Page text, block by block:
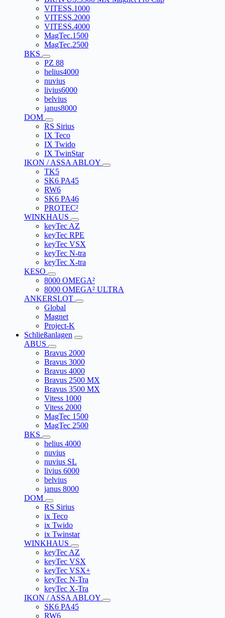
VITESS.1000
VITESS.2000
VITESS.4000
MagTec.1500
MagTec.2500
BKS
PZ 88
helius4000
nuvius
livius6000
belvius
janus8000
DOM
RS Sirius
IX Teco
IX Twido
IX TwinStar
IKON / ASSA ABLOY
TK5
SK6 PA45
RW6
SK6 PA46
PROTEC²
WINKHAUS
keyTec AZ
keyTec RPE
keyTec VSX
keyTec N-tra
keyTec X-tra
KESO
8000 OMEGA²
8000 OMEGA² ULTRA
ANKERSLOT
Global
Magnet
Project-K
Schließanlagen
ABUS
Bravus 2000
Bravus 3000
Bravus 4000
Bravus 2500 MX
Bravus 3500 MX
Vitess 1000
Vitess 2000
MagTec 1500
MagTec 2500
BKS
helius 4000
nuvius
nuvius SL
livius 6000
belvius
janus 8000
DOM
RS Sirius
ix Teco
ix Twido
ix Twinstar
WINKHAUS
keyTec AZ
keyTec VSX
keyTec VSX+
keyTec N-Tra
keyTec X-Tra
IKON / ASSA ABLOY
SK6 PA45
RW6